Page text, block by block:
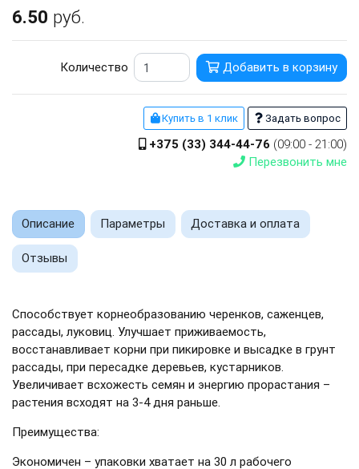
6.50 руб.
Количество Добавить в корзину
Купить в 1 клик Задать вопрос
+375 (33) 344-44-76 (09:00 - 21:00)
Перезвонить мне
Описание Параметры Доставка и оплата
Отзывы
Способствует корнеобразованию черенков, саженцев,
рассады, луковиц. Улучшает приживаемость,
восстанавливает корни при пикировке и высадке в грунт
рассады, при пересадке деревьев, кустарников.
Увеличивает всхожесть семян и энергию прорастания –
растения всходят на 3-4 дня раньше.
Преимущества:
Экономичен – упаковки хватает на 30 л рабочего